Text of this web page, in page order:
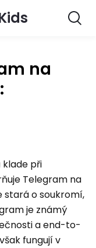
na
klade při
Telegram na
stará o soukromí,
je známý
a end-to-
fungují v